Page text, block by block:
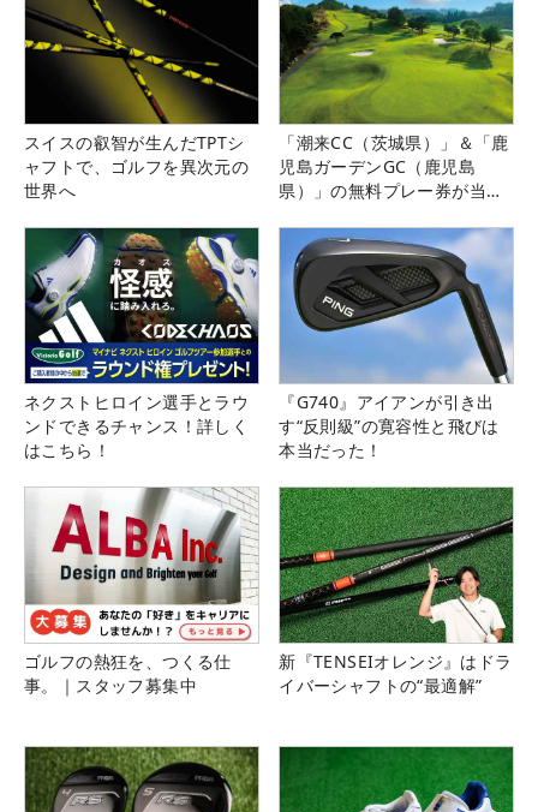
スイスの叡智が生んだTPTシ
ャフトで、ゴルフを異次元の
世界へ
「潮来CC（茨城県）」＆「鹿
児島ガーデンGC（鹿児島
県）」の無料プレー券が当た
ネクストヒロイン選手とラウ
ンドできるチャンス！詳しく
はこちら！
『G740』アイアンが引き出
す“反則級”の寛容性と飛びは
本当だった！
ゴルフの熱狂を、つくる仕
事。｜スタッフ募集中
新『TENSEIオレンジ』はドラ
イバーシャフトの“最適解”